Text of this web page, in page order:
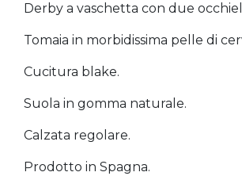
Derby a vaschetta con due
Tomaia in morbidissima pelle di
Cucitura blake.
Suola in gomma naturale.
Calzata regolare.
Prodotto in Spagna.